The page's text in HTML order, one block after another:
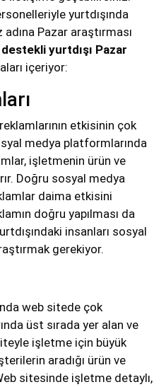
yurtdışında
Pazar araştırması
yurtdışı Pazar
içeriyor:
etkisinin çok
medya platformlarında
işletmenin ürün ve
Doğru sosyal medya
daima etkisini
doğru yapılması da
insanları sosyal
gerekiyor.
web sitede çok
üst sırada yer alan ve
işletme için büyük
aradığı ürün ve
sitesinde işletme detaylı,